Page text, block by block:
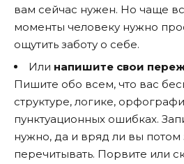
вам сейчас нужен. Но чаще
моменты человеку нужно
ощутить заботу о себе.
Или напишите свои
Пишите обо всем, что вас
структуре, логике,
пунктуационных ошибках.
нужно, да и вряд ли вы потом
перечитывать. Порвите или